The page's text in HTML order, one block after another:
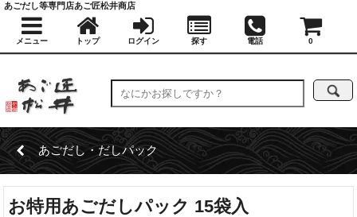
あごだし・だしパック
お特用あごだしパック 15袋入
あごだし等専門店あご匠松井商店
メニュー トップ ログイン 探す 電話 0